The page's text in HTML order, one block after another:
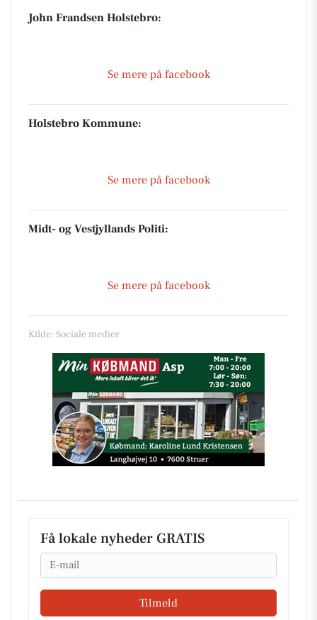
John Frandsen Holstebro:
Se mere på facebook
Holstebro Kommune:
Se mere på facebook
Midt- og Vestjyllands Politi:
Se mere på facebook
Kilde: Sociale medier
Få lokale nyheder GRATIS
Email
Tilmeld